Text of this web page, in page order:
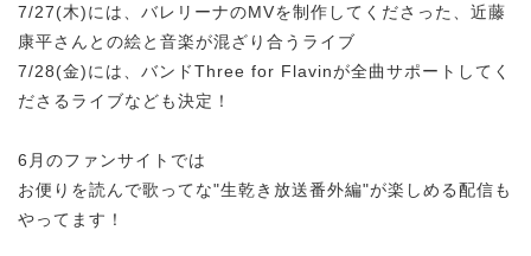
7/27(木)には、バレリーナのMVを制作してくださった、近藤
康平さんとの絵と音楽が混ざり合うライブ
7/28(金)には、バンドThree for Flavinが全曲サポートしてく
ださるライブなども決定！
6月のファンサイトでは
お便りを読んで歌ってな"生乾き放送番外編"が楽しめる配信も
やってます！